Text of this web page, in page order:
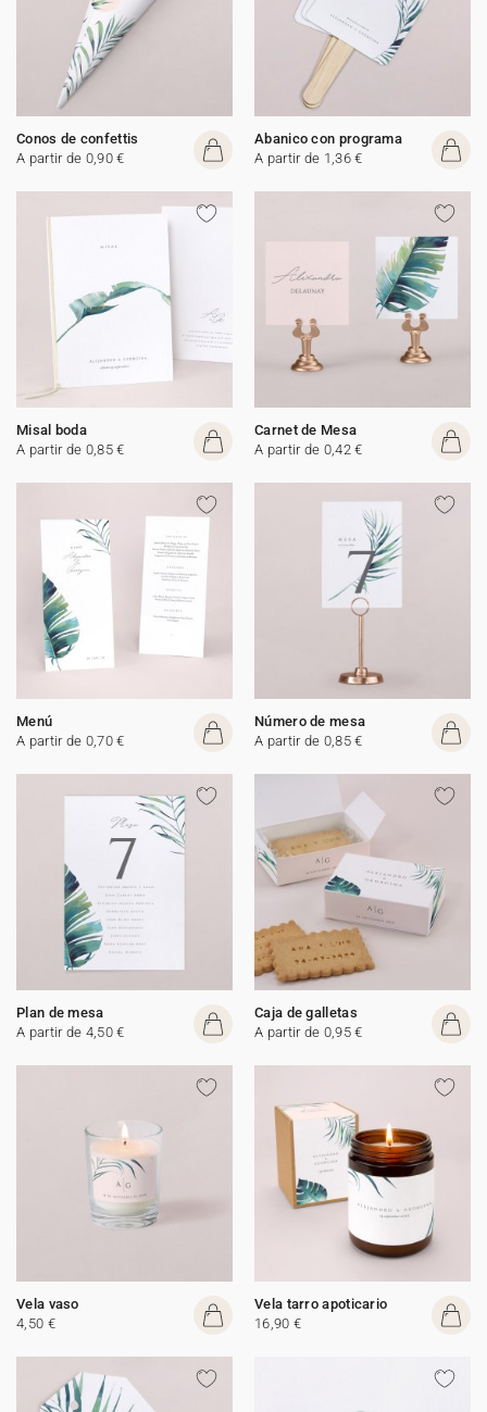
Conos de confettis
A partir de 0,90 €
Abanico con programa
A partir de 1,36 €
Misal boda
A partir de 0,85 €
Carnet de Mesa
A partir de 0,42 €
Menú
A partir de 0,70 €
Número de mesa
A partir de 0,85 €
Plan de mesa
A partir de 4,50 €
Caja de galletas
A partir de 0,95 €
Vela vaso
4,50 €
Vela tarro apoticario
16,90 €